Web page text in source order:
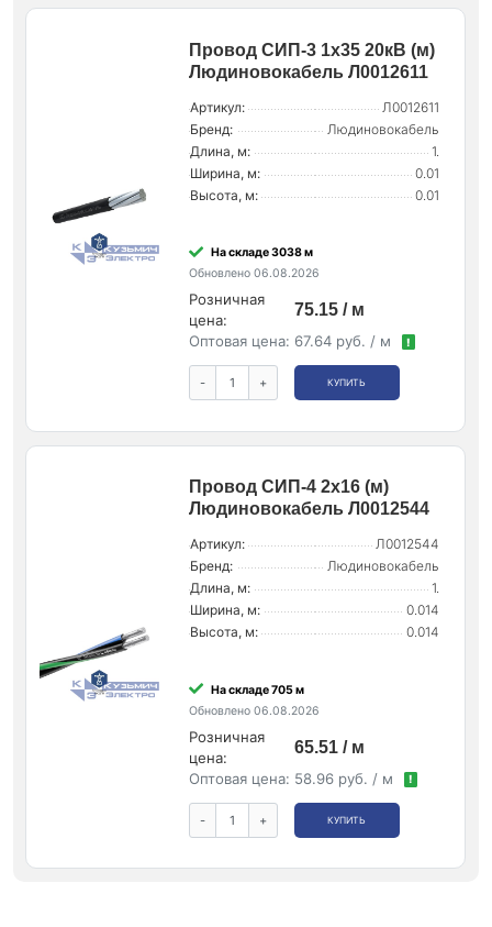
Провод СИП-3 1х35 20кВ (м)
Людиновокабель Л0012611
Артикул:
Л0012611
Бренд:
Людиновокабель
Длина, м:
1.
Ширина, м:
0.01
Высота, м:
0.01
На складе 3038 м
Обновлено 06.08.2026
Розничная
цена:
75.15 / м
Оптовая цена: 67.64 руб. / м !
- + КУПИТЬ
Провод СИП-4 2х16 (м)
Людиновокабель Л0012544
Артикул:
Л0012544
Бренд:
Людиновокабель
Длина, м:
1.
Ширина, м:
0.014
Высота, м:
0.014
На складе 705 м
Обновлено 06.08.2026
Розничная
цена:
65.51 / м
Оптовая цена: 58.96 руб. / м !
- + КУПИТЬ